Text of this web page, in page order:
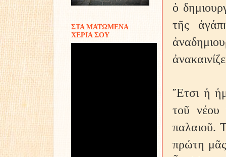
ὁ
τῆς
῎Ετσι ἡ
τοῦ νέου
παλαιοῦ.
πρώτη
ΣΤΑ ΜΑΤΩΜΕΝΑ
ΧΕΡΙΑ ΣΟΥ